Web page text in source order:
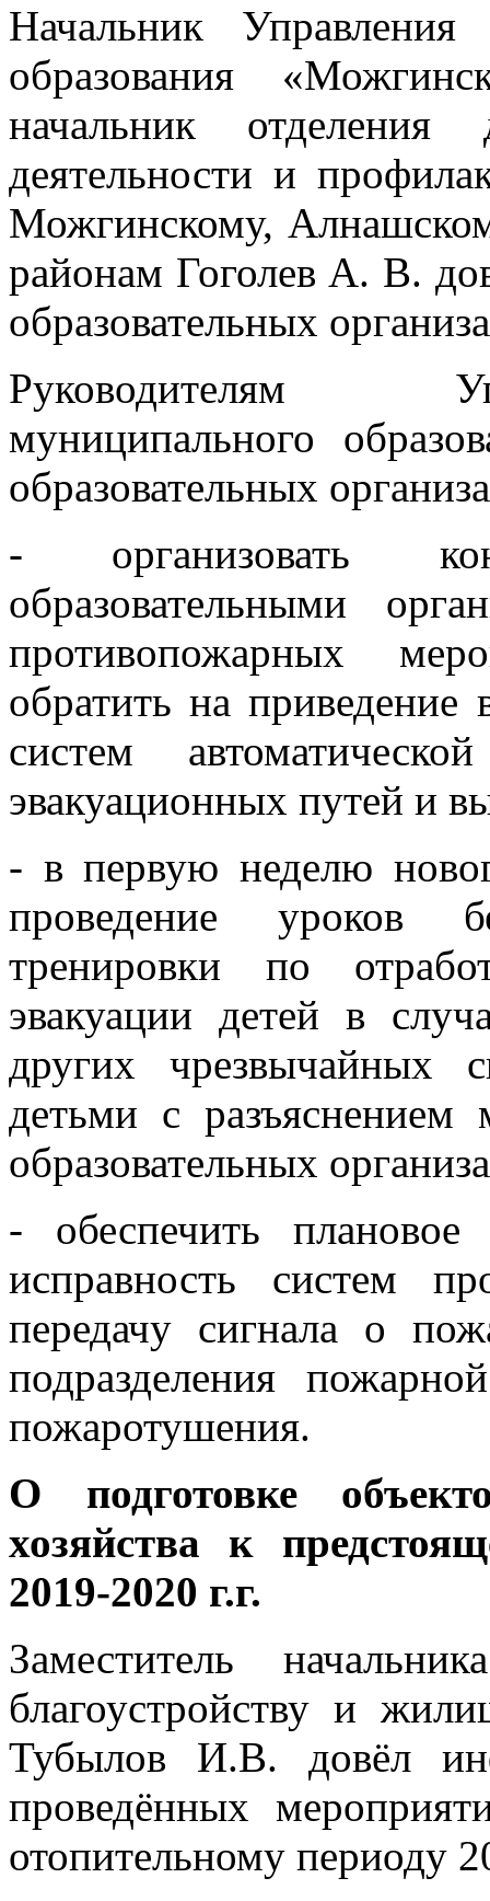
Начальник Управления
образования
начальник отделения
деятельности и
Можгинскому,
районам Гоголев А. В.
образовательных
Руководителям
муниципального
образовательных
- организовать
образовательными
противопожарных
обратить на приведение
систем
эвакуационных путей и
- в первую неделю
проведение уроков
тренировки по
эвакуации детей в
других чрезвычайных
детьми с разъяснением
образовательных
- обеспечить плановое
исправность систем
передачу сигнала о
подразделения
пожаротушения.
О подготовке
хозяйства к
2019-2020 г.г.
Заместитель
благоустройству и
Тубылов И.В. довёл
проведённых
отопительному периоду